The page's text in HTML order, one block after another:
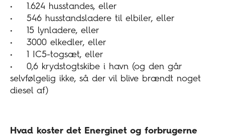
• 1.624 husstandes, eller
• 546 husstandsladere til elbiler, eller
• 15 lynladere, eller
• 3000 elkedler, eller
• 1 IC5-togsæt, eller
• 0,6 krydstogtskibe i havn (og den går
selvfølgelig ikke, så der vil blive brændt noget
diesel af)
Hvad koster det Energinet og forbrugerne